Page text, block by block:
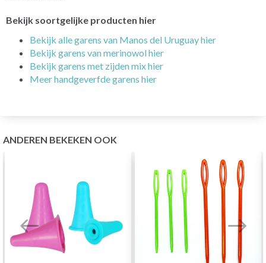
Bekijk soortgelijke producten hier
Bekijk alle garens van Manos del Uruguay hier
Bekijk garens van merinowol hier
Bekijk garens met zijden mix hier
Meer handgeverfde garens hier
ANDEREN BEKEKEN OOK